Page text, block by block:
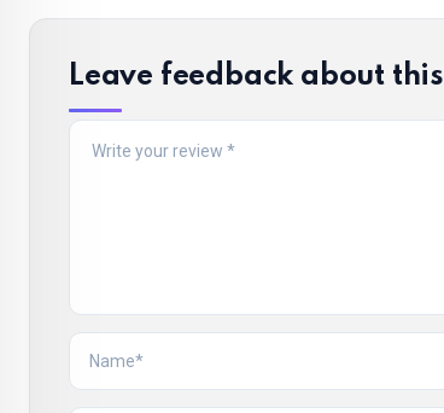
Leave feedback about this